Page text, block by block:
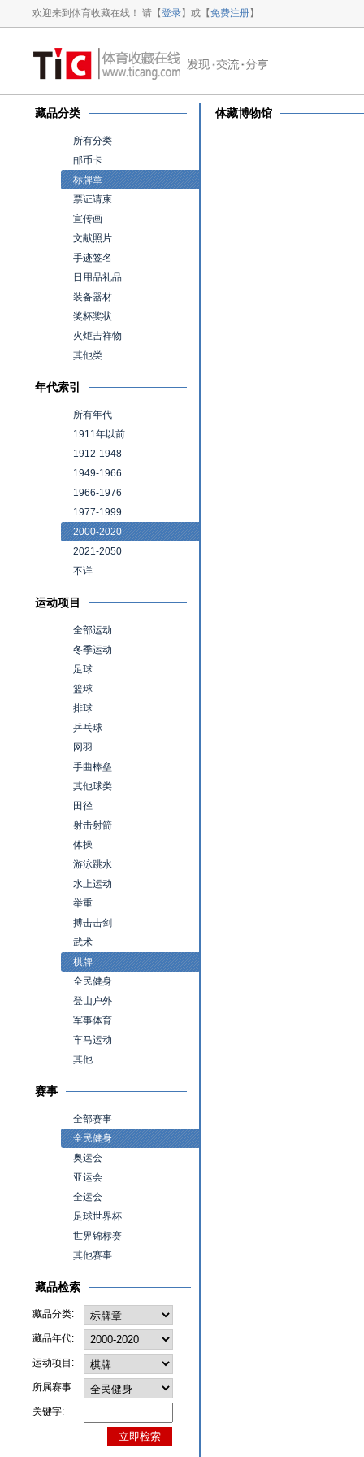
欢迎来到体育收藏在线！ 请【登录】或【免费注册】
藏品分类
所有分类
邮币卡
标牌章
票证请柬
宣传画
文献照片
手迹签名
日用品礼品
装备器材
奖杯奖状
火炬吉祥物
其他类
年代索引
所有年代
1911年以前
1912-1948
1949-1966
1966-1976
1977-1999
2000-2020
2021-2050
不详
运动项目
全部运动
冬季运动
足球
篮球
排球
乒乓球
网羽
手曲棒垒
其他球类
田径
射击射箭
体操
游泳跳水
水上运动
举重
搏击击剑
武术
棋牌
全民健身
登山户外
军事体育
车马运动
其他
赛事
全部赛事
全民健身
奥运会
亚运会
全运会
足球世界杯
世界锦标赛
其他赛事
藏品检索
藏品分类:
藏品年代:
运动项目:
所属赛事:
关键字:
体藏博物馆